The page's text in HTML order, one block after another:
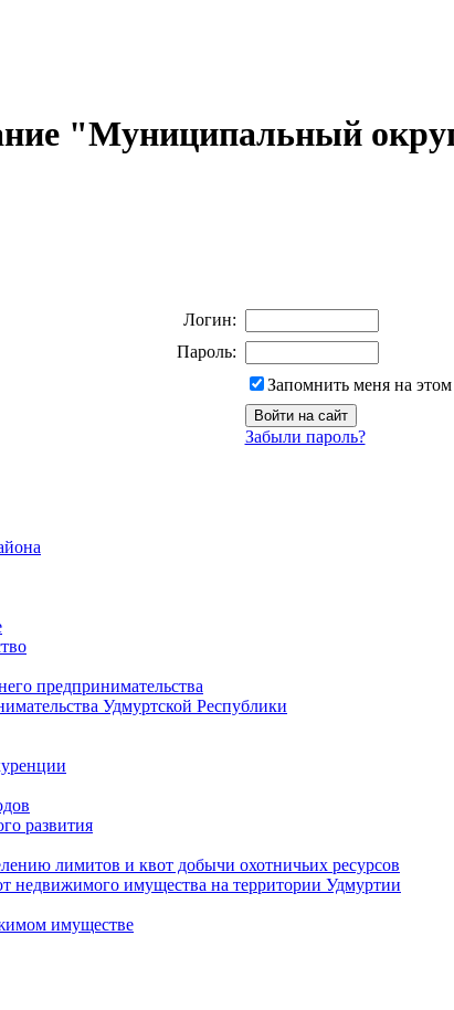
"Муниципальный
Логин:
Пароль:
Запомнить меня на
Забыли пароль?
предпринимательства
Удмуртской Республики
развития
лимитов и квот добычи охотничьих ресурсов
недвижимого имущества на территории Удмуртии
имуществе